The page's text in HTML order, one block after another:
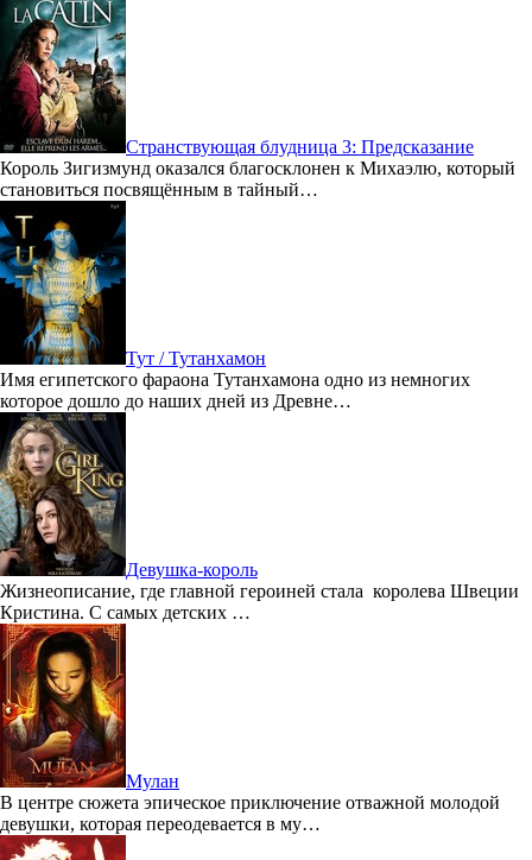
Странствующая блудница 3: Предсказание
Король Зигизмунд оказался благосклонен к Михаэлю, который
становиться посвящённым в тайный…
Тут / Тутанхамон
Имя египетского фараона Тутанхамона одно из немногих
которое дошло до наших дней из Древне…
Девушка-король
Жизнеописание, где главной героиней стала королева Швеции
Кристина. С самых детских …
Мулан
В центре сюжета эпическое приключение отважной молодой
девушки, которая переодевается в му…